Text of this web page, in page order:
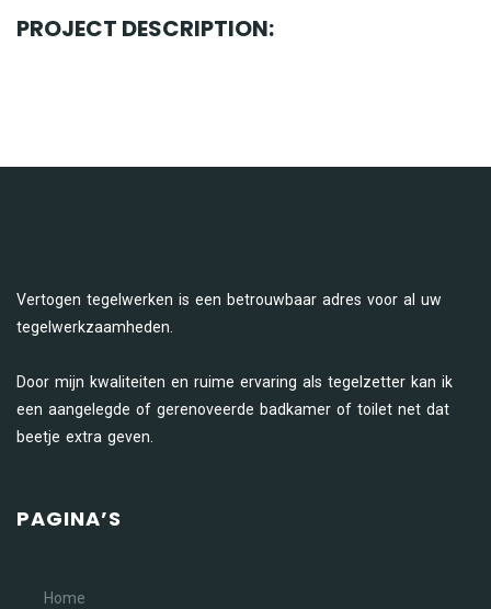
PROJECT DESCRIPTION:
Vertogen tegelwerken is een betrouwbaar adres voor al uw
tegelwerkzaamheden.
Door mijn kwaliteiten en ruime ervaring als tegelzetter kan ik
een aangelegde of gerenoveerde badkamer of toilet net dat
beetje extra geven.
PAGINA’S
Home